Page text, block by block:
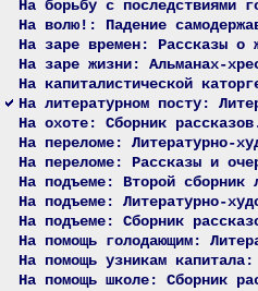
На борьбу с последствиями
На волю!: Падение
На заре времен: Рассказы о
На заре жизни: Альманах-
На капиталистической
На литературном посту:
На охоте: Сборник
На переломе: Литературно-
На переломе: Рассказы и
На подъеме: Второй
На подъеме: Литературно-
На подъеме: Сборник
На помощь голодающим:
На помощь узникам
На помощь школе: Сборник